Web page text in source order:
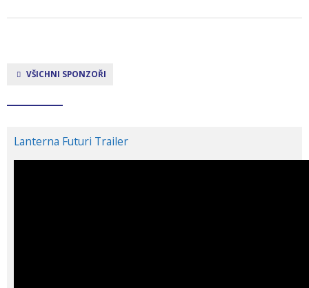
VŠICHNI SPONZOŘI
Lanterna Futuri Trailer